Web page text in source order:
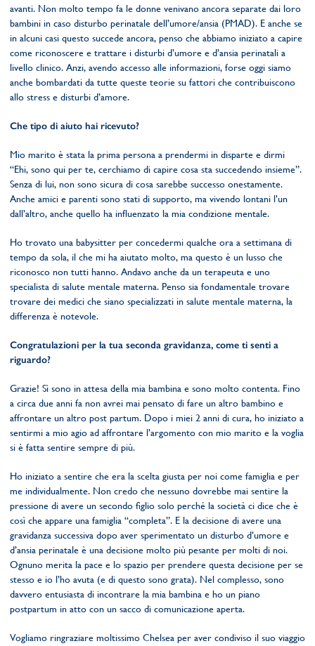
avanti. Non molto tempo fa le donne venivano ancora separate dai loro
bambini in caso disturbo perinatale dell’umore/ansia (PMAD). E anche se
in alcuni casi questo succede ancora, penso che abbiamo iniziato a capire
come riconoscere e trattare i disturbi d’umore e d’ansia perinatali a
livello clinico. Anzi, avendo accesso alle informazioni, forse oggi siamo
anche bombardati da tutte queste teorie su fattori che contribuiscono
allo stress e disturbi d’amore.
Che tipo di aiuto hai ricevuto?
Mio marito è stata la prima persona a prendermi in disparte e dirmi
“Ehi, sono qui per te, cerchiamo di capire cosa sta succedendo insieme”.
Senza di lui, non sono sicura di cosa sarebbe successo onestamente.
Anche amici e parenti sono stati di supporto, ma vivendo lontani l’un
dall’altro, anche quello ha influenzato la mia condizione mentale.
Ho trovato una babysitter per concedermi qualche ora a settimana di
tempo da sola, il che mi ha aiutato molto, ma questo è un lusso che
riconosco non tutti hanno. Andavo anche da un terapeuta e uno
specialista di salute mentale materna. Penso sia fondamentale trovare
trovare dei medici che siano specializzati in salute mentale materna, la
differenza è notevole.
Congratulazioni per la tua seconda gravidanza, come ti senti a
riguardo?
Grazie! Sì sono in attesa della mia bambina e sono molto contenta. Fino
a circa due anni fa non avrei mai pensato di fare un altro bambino e
affrontare un altro post partum. Dopo i miei 2 anni di cura, ho iniziato a
sentirmi a mio agio ad affrontare l’argomento con mio marito e la voglia
si è fatta sentire sempre di più.
Ho iniziato a sentire che era la scelta giusta per noi come famiglia e per
me individualmente. Non credo che nessuno dovrebbe mai sentire la
pressione di avere un secondo figlio solo perché la società ci dice che è
così che appare una famiglia “completa”. E la decisione di avere una
gravidanza successiva dopo aver sperimentato un disturbo d’umore e
d’ansia perinatale è una decisione molto più pesante per molti di noi.
Ognuno merita la pace e lo spazio per prendere questa decisione per se
stesso e io l’ho avuta (e di questo sono grata). Nel complesso, sono
davvero entusiasta di incontrare la mia bambina e ho un piano
postpartum in atto con un sacco di comunicazione aperta.
Vogliamo ringraziare moltissimo Chelsea per aver condiviso il suo viaggio